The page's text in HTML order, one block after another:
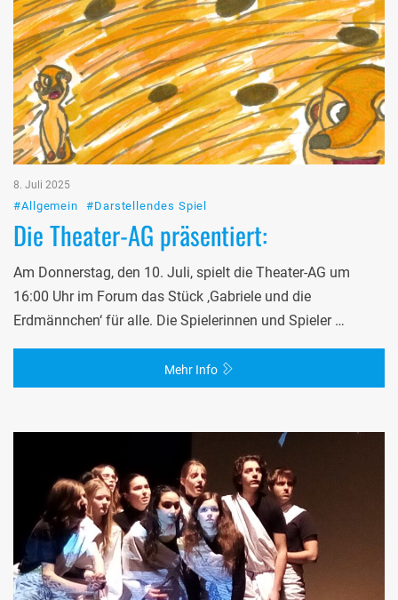
8. Juli 2025
#Allgemein #Darstellendes Spiel
Die Theater-AG präsentiert:
Am Donnerstag, den 10. Juli, spielt die Theater-AG um
16:00 Uhr im Forum das Stück ‚Gabriele und die
Erdmännchen‘ für alle. Die Spielerinnen und Spieler …
Mehr Info